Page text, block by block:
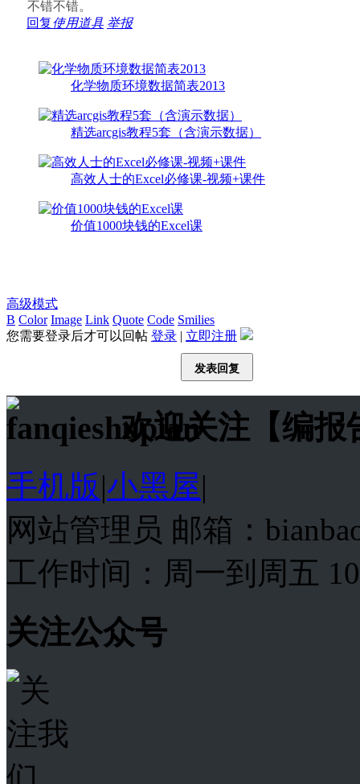
不错不错。
回复使用道具 举报
化学物质环境数据简表2013
精选arcgis教程5套（含演示数据）
高效人士的Excel必修课-视频+课件
价值1000块钱的Excel课
高级模式
B Color Image Link Quote Code Smilies
您需要登录后才可以回帖 登录 | 立即注册
发表回复
欢迎关注【编报
手机版|小黑屋|
网站管理员 邮箱：
工作时间：周一到周五
关注公众号